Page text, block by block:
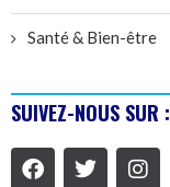
Santé & Bien-être
SUIVEZ-NOUS SUR :